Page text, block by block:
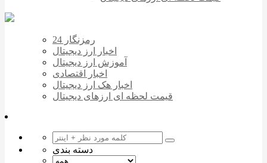
رمزنگار 24
اخبار ارز دیجیتال
آموزش ارز دیجیتال
اخبار اقتصادی
اخبار هک ارز دیجیتال
قیمت لحظه ای ارزهای دیجیتال
دسته بندی